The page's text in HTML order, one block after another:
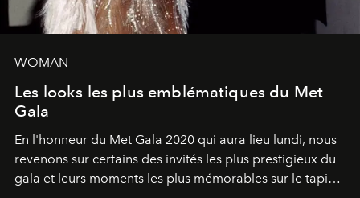
WOMAN
Les looks les plus emblématiques du Met
Gala
En l'honneur du Met Gala 2020 qui aura lieu lundi, nous
revenons sur certains des invités les plus prestigieux du
gala et leurs moments les plus mémorables sur le tapis